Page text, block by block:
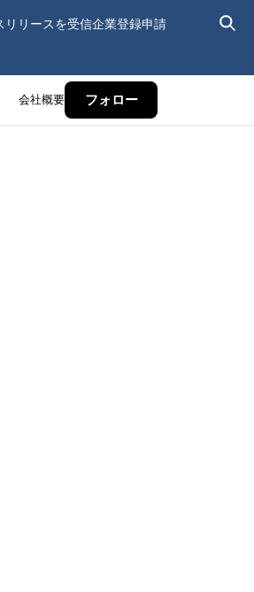
リリースを受信企業登録申請
会社概要 フォロー